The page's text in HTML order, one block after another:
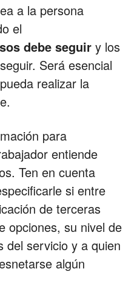
a la persona
el
debe seguir y los
Será esencial
realizar la
para
entiende
Ten en cuenta
si entre
de terceras
opciones, su nivel de
del servicio y a quien
algún